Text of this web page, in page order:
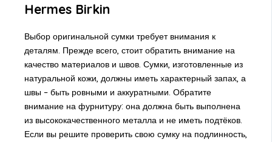
Hermes Birkin
Выбор оригинальной сумки требует внимания к
деталям. Прежде всего, стоит обратить внимание на
качество материалов и швов. Сумки, изготовленные из
натуральной кожи, должны иметь характерный запах, а
швы – быть ровными и аккуратными. Обратите
внимание на фурнитуру: она должна быть выполнена
из высококачественного металла и не иметь подтёков.
Если вы решите проверить свою сумку на подлинность,